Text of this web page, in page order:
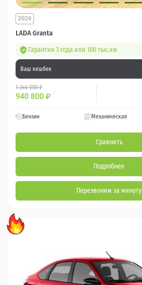
LADA Granta
2026
Гарантия 3 года или 100 тыс.км
Ваш кешбек
1 246 000 ₽
940 800 ₽
Бензин Механическая
Сравнить
Подробнее
Перезвоним за минуту